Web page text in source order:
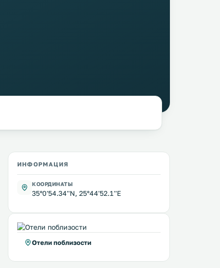
ИНФОРМАЦИЯ
КООРДИНАТЫ
35°0'54.34''N, 25°44'52.1''E
Отели поблизости